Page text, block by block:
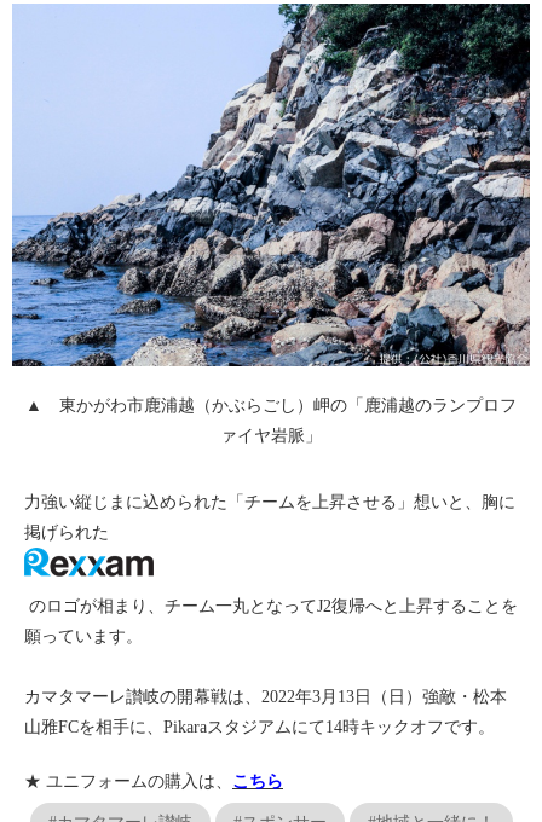
▲ 東かがわ市鹿浦越（かぶらごし）岬の「鹿浦越のランプロフ
ァイヤ岩脈」
力強い縦じまに込められた「チームを上昇させる」想いと、胸に
掲げられた
のロゴが相まり、チーム一丸となってJ2復帰へと上昇することを
願っています。
カマタマーレ讃岐の開幕戦は、2022年3月13日（日）強敵・松本
山雅FCを相手に、Pikaraスタジアムにて14時キックオフです。
★ ユニフォームの購入は、 こちら